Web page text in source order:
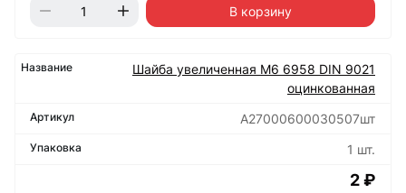
В корзину
Шайба увеличенная М6 6958 DIN 9021
оцинкованная
А27000600030507шт
1 шт.
2 ₽